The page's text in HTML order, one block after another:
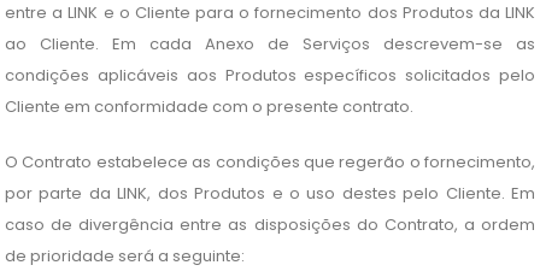
entre a LINK e o Cliente para o fornecimento dos Produtos da LINK
ao Cliente. Em cada Anexo de Serviços descrevem-se as
condições aplicáveis aos Produtos específicos solicitados pelo
Cliente em conformidade com o presente contrato.
O Contrato estabelece as condições que regerão o fornecimento,
por parte da LINK, dos Produtos e o uso destes pelo Cliente. Em
caso de divergência entre as disposições do Contrato, a ordem
de prioridade será a seguinte: